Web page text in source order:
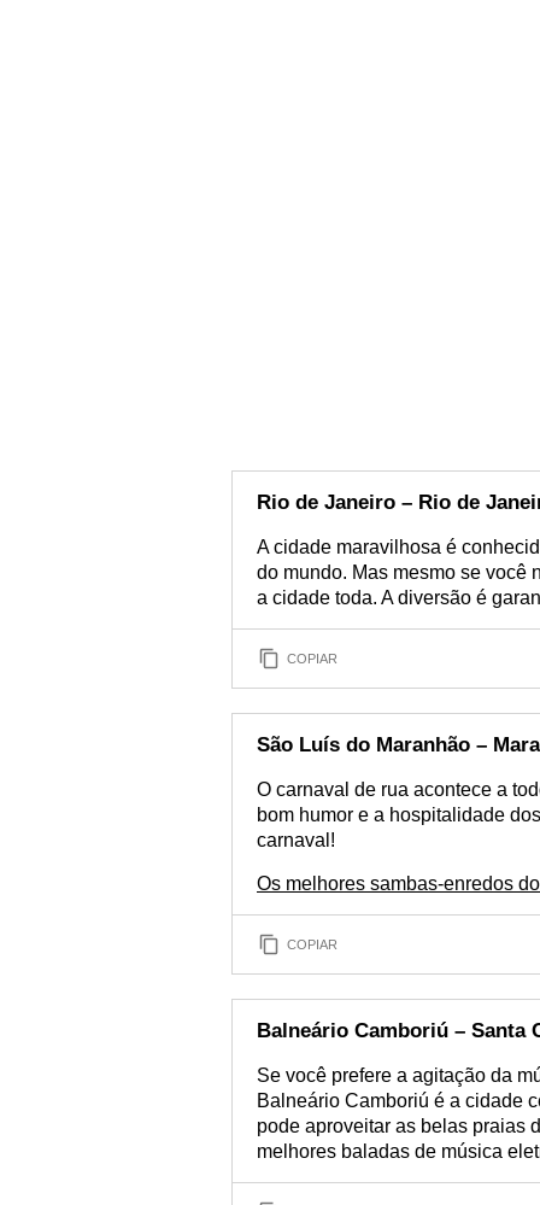
Rio de Janeiro – Rio de
A cidade maravilhosa é
do mundo. Mas mesmo se você
a cidade toda. A diversão é
COPIAR
São Luís do Maranhão –
O carnaval de rua acontece a
bom humor e a hospitalidade
carnaval!
Os melhores sambas-enredos
COPIAR
Balneário Camboriú – Santa
Se você prefere a agitação da
Balneário Camboriú é a cidade
pode aproveitar as belas praias
melhores baladas de música